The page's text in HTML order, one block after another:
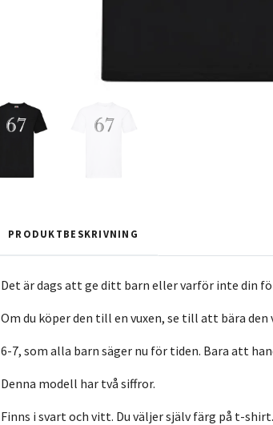
PRODUKTBESKRIVNING
Det är dags att ge ditt barn eller varför inte din
Om du köper den till en vuxen, se till att bära
6-7, som alla barn säger nu för tiden. Bara att
Denna modell har två siffror.
Finns i svart och vitt. Du väljer själv färg på t-shirt.